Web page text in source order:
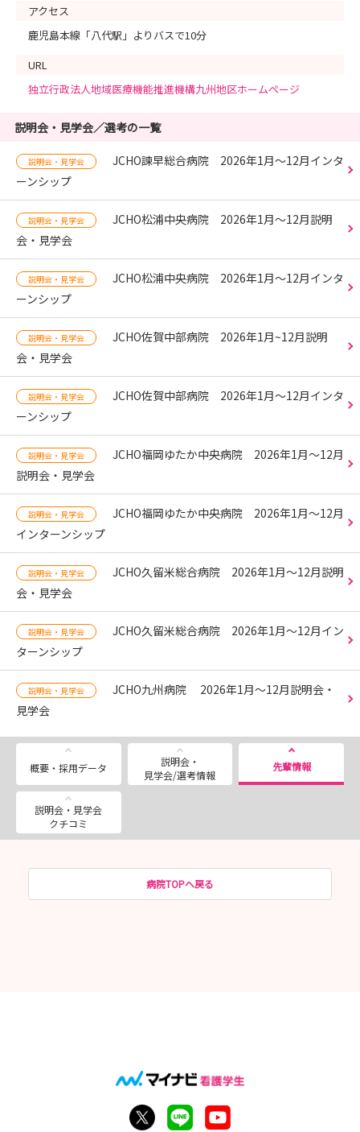
アクセス
鹿児島本線「八代駅」よりバスで10分
URL
独立行政法人地域医療機能推進機構九州地区ホームページ
説明会・見学会／選考の一覧
説明会・見学会
JCHO諫早総合病院 2026年1月～12月インタ
ーンシップ
説明会・見学会
JCHO松浦中央病院 2026年1月～12月説明
会・見学会
説明会・見学会
JCHO松浦中央病院 2026年1月～12月インタ
ーンシップ
説明会・見学会
JCHO佐賀中部病院 2026年1月~12月説明
会・見学会
説明会・見学会
JCHO佐賀中部病院 2026年1月～12月インタ
ーンシップ
説明会・見学会
JCHO福岡ゆたか中央病院 2026年1月～12月
説明会・見学会
説明会・見学会
JCHO福岡ゆたか中央病院 2026年1月～12月
インターンシップ
説明会・見学会
JCHO久留米総合病院 2026年1月～12月説明
会・見学会
説明会・見学会
JCHO久留米総合病院 2026年1月～12月イン
ターンシップ
説明会・見学会
JCHO九州病院 2026年1月～12月説明会・
見学会
概要・採用データ
説明会・
見学会/選考情報
先輩情報
説明会・見学会
クチコミ
病院TOPへ戻る